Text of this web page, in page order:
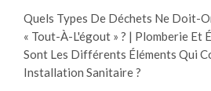
Quels Types De Déchets Ne Doit-
« Tout-À-L'égout » ? | Plomberie Et
Sont Les Différents Éléments Qui
Installation Sanitaire ?